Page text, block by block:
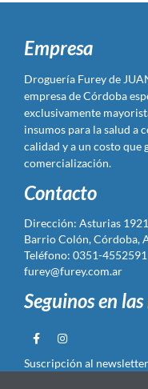
Empresa
Droguería Furey de
empresa de Córdoba
exclusivamente
insumos para la salud a
calidad y a un costo que
comercialización.
Contacto
Dirección: Asturias
Barrio Colón, Córdoba,
Teléfono: 0351-4552591
furey@furey.com.ar
Seguinos en
Suscripción al newsletter